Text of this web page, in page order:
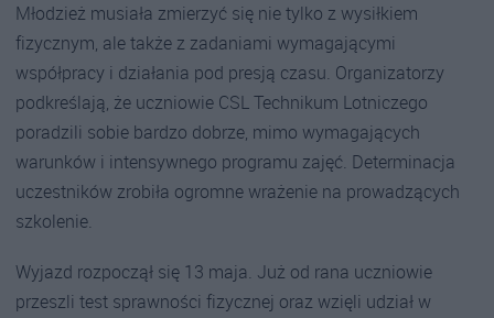
Młodzież musiała zmierzyć się nie tylko z wysiłkiem
fizycznym, ale także z zadaniami wymagającymi
współpracy i działania pod presją czasu. Organizatorzy
podkreślają, że uczniowie CSL Technikum Lotniczego
poradzili sobie bardzo dobrze, mimo wymagających
warunków i intensywnego programu zajęć. Determinacja
uczestników zrobiła ogromne wrażenie na prowadzących
szkolenie.
Wyjazd rozpoczął się 13 maja. Już od rana uczniowie
przeszli test sprawności fizycznej oraz wzięli udział w